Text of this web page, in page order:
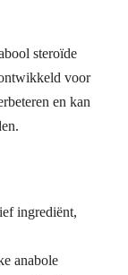
steroïde
voor
en kan
ingrediënt,
anabole